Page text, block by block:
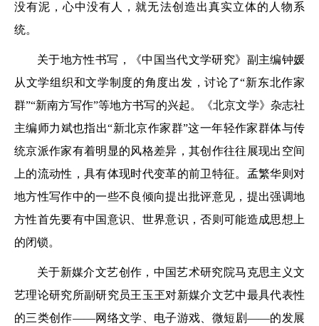
没有泥，心中没有人，就无法创造出真实立体的人物系
统。
关于地方性书写，《中国当代文学研究》副主编钟媛
从文学组织和文学制度的角度出发，讨论了“新东北作家
群”“新南方写作”等地方书写的兴起。《北京文学》杂志社
主编师力斌也指出“新北京作家群”这一年轻作家群体与传
统京派作家有着明显的风格差异，其创作往往展现出空间
上的流动性，具有体现时代变革的前卫特征。孟繁华则对
地方性写作中的一些不良倾向提出批评意见，提出强调地
方性首先要有中国意识、世界意识，否则可能造成思想上
的闭锁。
关于新媒介文艺创作，中国艺术研究院马克思主义文
艺理论研究所副研究员王玉玊对新媒介文艺中最具代表性
的三类创作——网络文学、电子游戏、微短剧——的发展